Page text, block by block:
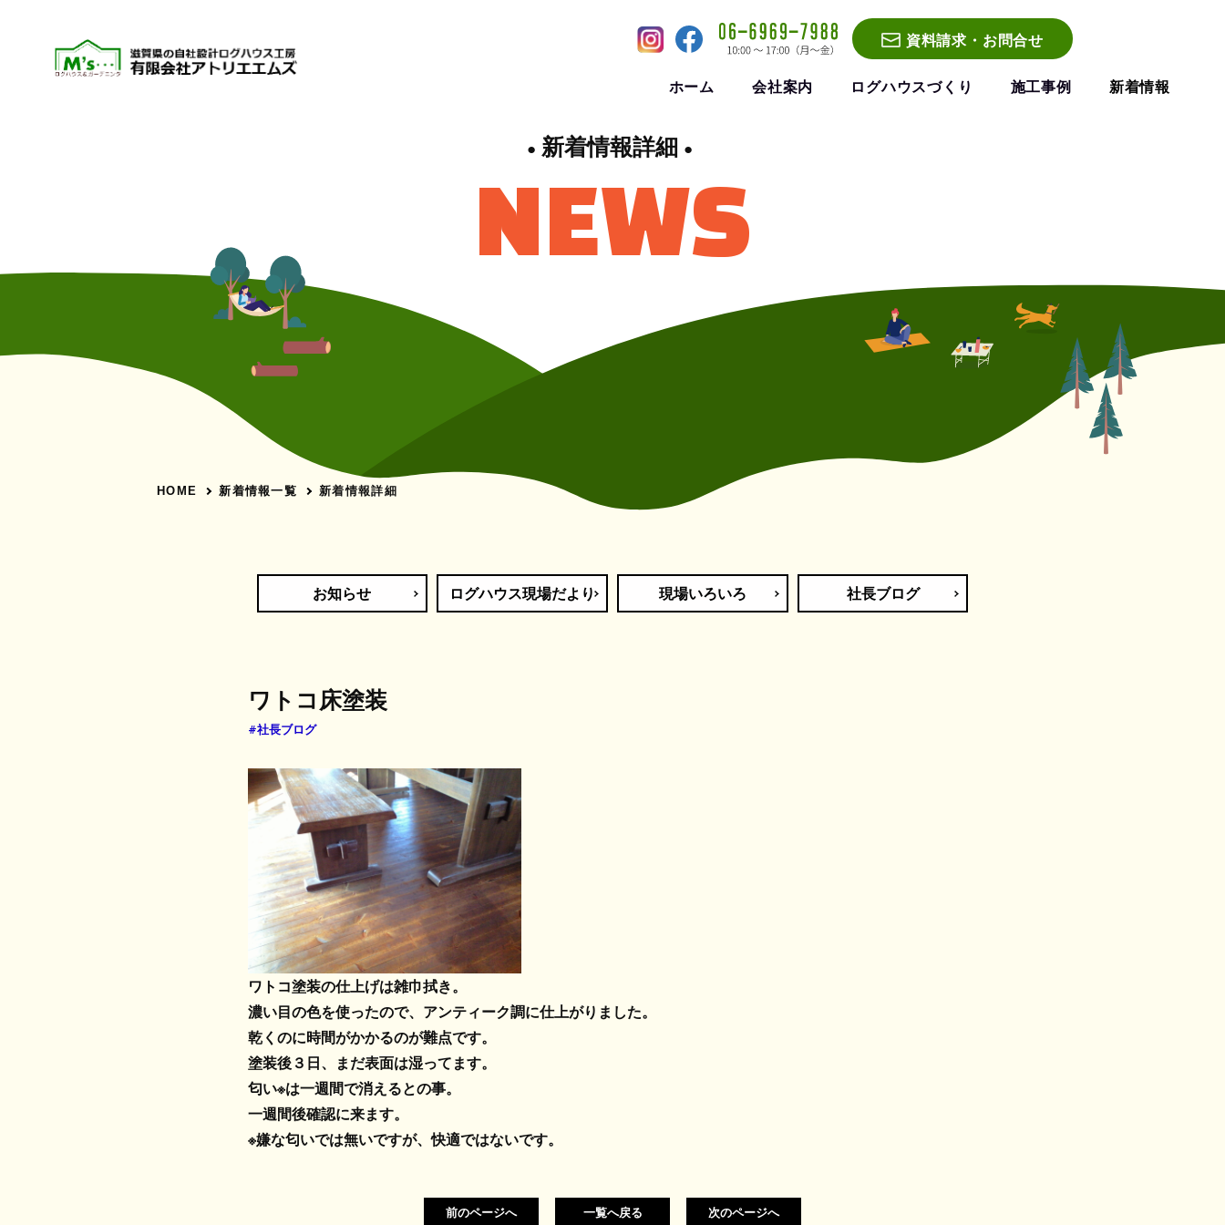
資料請求・お問合せ
ホーム 会社案内 ログハウスづくり 施工事例 新着情報
新着情報詳細
NEWS
HOME 新着情報一覧 新着情報詳細
お知らせ ログハウス現場だより 現場いろいろ 社長ブログ
ワトコ床塗装
#社長ブログ
ワトコ塗装の仕上げは雑巾拭き。
濃い目の色を使ったので、アンティーク調に仕上がりました。
乾くのに時間がかかるのが難点です。
塗装後３日、まだ表面は湿ってます。
匂い※は一週間で消えるとの事。
一週間後確認に来ます。
※嫌な匂いでは無いですが、快適ではないです。
前のページへ 一覧へ戻る 次のページへ